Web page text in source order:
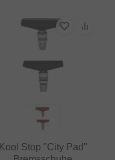
Kool Stop "City Pad"